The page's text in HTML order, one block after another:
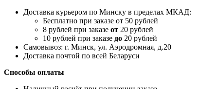
Доставка курьером по Минску в пределах МКАД:
Бесплатно при заказе от 50 рублей
8 рублей при заказе от 20 рублей
10 рублей при заказе до 20 рублей
Самовывоз: г. Минск, ул. Аэродромная, д.20
Доставка почтой по всей Беларуси
Способы оплаты